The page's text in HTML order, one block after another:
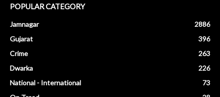
POPULAR CATEGORY
Jamnagar
2886
Gujarat
396
Crime
263
Dwarka
226
National - International
73